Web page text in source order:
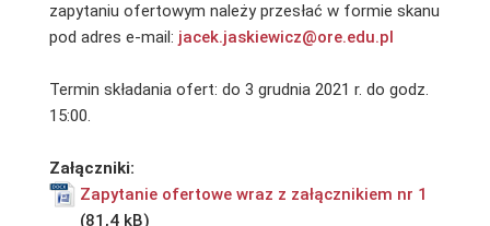
zapytaniu ofertowym należy przesłać w formie skanu
pod adres e-mail: jacek.jaskiewicz@ore.edu.pl
Termin składania ofert: do 3 grudnia 2021 r. do godz.
15:00.
Załączniki:
Zapytanie ofertowe wraz z załącznikiem nr 1